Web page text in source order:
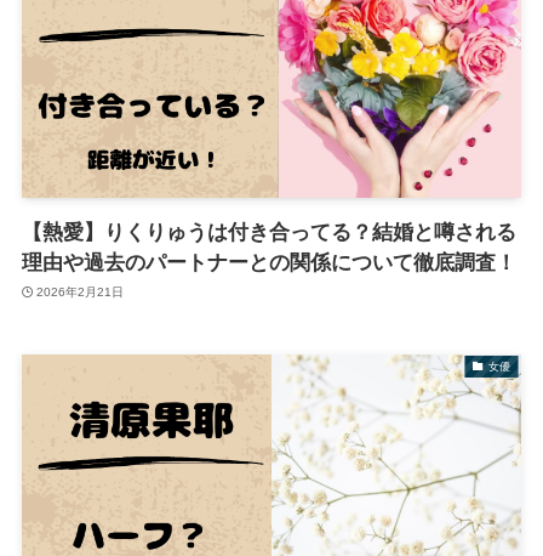
【熱愛】りくりゅうは付き合ってる？結婚と噂される
理由や過去のパートナーとの関係について徹底調査！
2026年2月21日
女優